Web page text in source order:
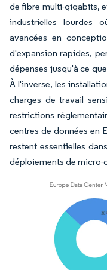
de fibre multi-gigabits,
industrielles lourdes
avancées en
d'expansion rapides,
dépenses jusqu'à ce
À l'inverse, les
charges de travail
restrictions
centres de données en
restent essentielles
déploiements de micro-